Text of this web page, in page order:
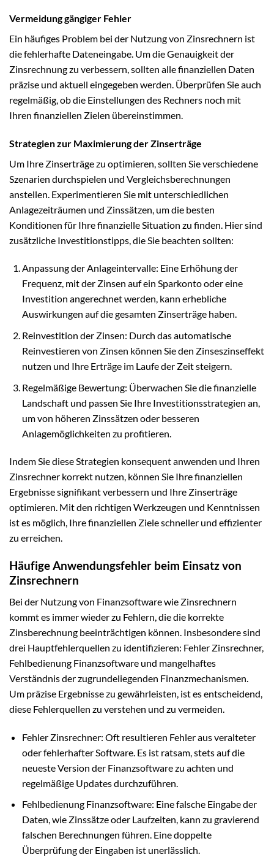
Vermeidung gängiger Fehler
Ein häufiges Problem bei der Nutzung von Zinsrechnern ist
die fehlerhafte Dateneingabe. Um die Genauigkeit der
Zinsrechnung zu verbessern, sollten alle finanziellen Daten
präzise und aktuell eingegeben werden. Überprüfen Sie auch
regelmäßig, ob die Einstellungen des Rechners noch mit
Ihren finanziellen Zielen übereinstimmen.
Strategien zur Maximierung der Zinserträge
Um Ihre Zinserträge zu optimieren, sollten Sie verschiedene
Szenarien durchspielen und Vergleichsberechnungen
anstellen. Experimentieren Sie mit unterschiedlichen
Anlagezeiträumen und Zinssätzen, um die besten
Konditionen für Ihre finanzielle Situation zu finden. Hier sind
zusätzliche Investitionstipps, die Sie beachten sollten:
Anpassung der Anlageintervalle: Eine Erhöhung der
Frequenz, mit der Zinsen auf ein Sparkonto oder eine
Investition angerechnet werden, kann erhebliche
Auswirkungen auf die gesamten Zinserträge haben.
Reinvestition der Zinsen: Durch das automatische
Reinvestieren von Zinsen können Sie den Zinseszinseffekt
nutzen und Ihre Erträge im Laufe der Zeit steigern.
Regelmäßige Bewertung: Überwachen Sie die finanzielle
Landschaft und passen Sie Ihre Investitionsstrategien an,
um von höheren Zinssätzen oder besseren
Anlagemöglichkeiten zu profitieren.
Indem Sie diese Strategien konsequent anwenden und Ihren
Zinsrechner korrekt nutzen, können Sie Ihre finanziellen
Ergebnisse signifikant verbessern und Ihre Zinserträge
optimieren. Mit den richtigen Werkzeugen und Kenntnissen
ist es möglich, Ihre finanziellen Ziele schneller und effizienter
zu erreichen.
Häufige Anwendungsfehler beim Einsatz von
Zinsrechnern
Bei der Nutzung von Finanzsoftware wie Zinsrechnern
kommt es immer wieder zu Fehlern, die die korrekte
Zinsberechnung beeinträchtigen können. Insbesondere sind
drei Hauptfehlerquellen zu identifizieren: Fehler Zinsrechner,
Fehlbedienung Finanzsoftware und mangelhaftes
Verständnis der zugrundeliegenden Finanzmechanismen.
Um präzise Ergebnisse zu gewährleisten, ist es entscheidend,
diese Fehlerquellen zu verstehen und zu vermeiden.
Fehler Zinsrechner: Oft resultieren Fehler aus veralteter
oder fehlerhafter Software. Es ist ratsam, stets auf die
neueste Version der Finanzsoftware zu achten und
regelmäßige Updates durchzuführen.
Fehlbedienung Finanzsoftware: Eine falsche Eingabe der
Daten, wie Zinssätze oder Laufzeiten, kann zu gravierend
falschen Berechnungen führen. Eine doppelte
Überprüfung der Eingaben ist unerlässlich.